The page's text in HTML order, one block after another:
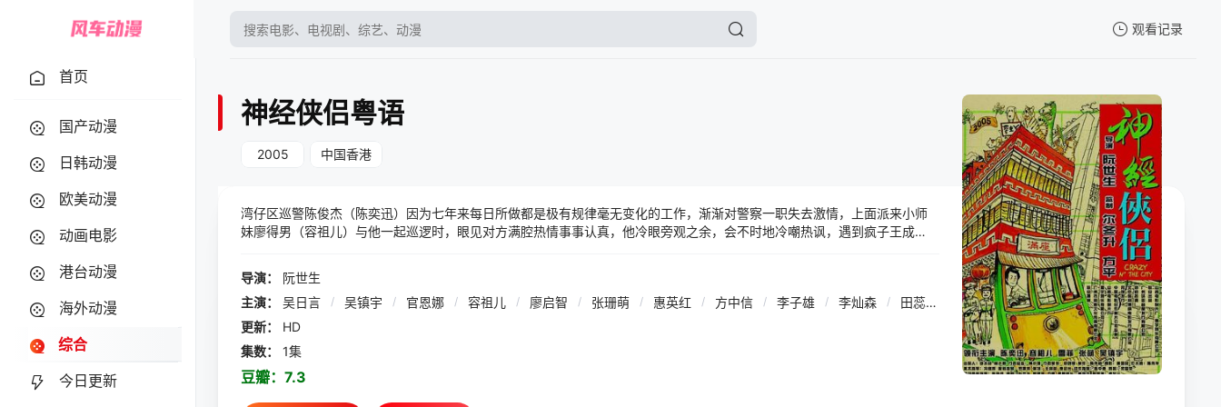
观看记录
暂无观看影片的记录
首页
国产动漫
日韩动漫
欧美动漫
动画电影
港台动漫
海外动漫
综合
今日更新
神经侠侣粤语
2005 中国香港
湾仔区巡警陈俊杰（陈奕迅）因为七年来每日所做都是极有规律毫无变化的工作，渐渐对警察一职失去激情，上面派来小师
妹廖得男（容祖儿）与他一起巡逻时，眼见对方满腔热情事事认真，他冷眼旁观之余，会不时地冷嘲热讽，遇到疯子王成
陈俊杰后，开始对其崇拜，陈俊杰也从两人身上感受到温暖。不久，湾仔区出现一名残暴强奸犯，不少单身女性都被其奸
杀，Diet也没能幸免。此事促使陈俊杰从麻木中惊醒，他开始发疯似地缉拿凶犯。
导演：
阮世生
主演：
吴日言 / 吴镇宇 / 官恩娜 / 容祖儿 / 廖启智 / 张珊萌 / 惠英红 / 方中信 / 李子雄 / 李灿森 / 田蕊妮 赵雪妃 /
陈奕迅
更新：
HD
集数：
1集
豆瓣： 7.3